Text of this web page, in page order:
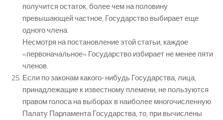
получится остаток, более чем на половину
превышающей частное, Государство выбирает еще
одного члена.
Несмотря на постановление этой статьи, каждое
«первоначальное» Государство избирает не менее пяти
членов.
Если по законам какого-нибудь Государства, лица,
принадлежащие к известному племени, не пользуются
правом голоса на выборах в наиболее многочисленную
Палату Парламента Государства, то, при вычислены